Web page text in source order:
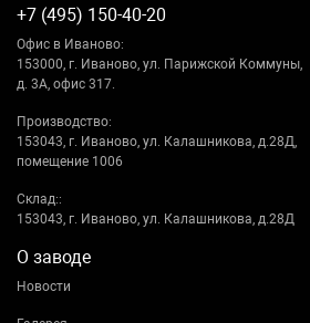
+7 (495) 150-40-20
Офис в Иваново:
153000, г. Иваново, ул. Парижской Коммуны,
д. 3А, офис 317.
Производство:
153043, г. Иваново, ул. Калашникова, д.28Д,
помещение 1006
Склад::
153043, г. Иваново, ул. Калашникова, д.28Д
О заводе
Новости